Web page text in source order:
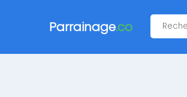
Parrainage.co